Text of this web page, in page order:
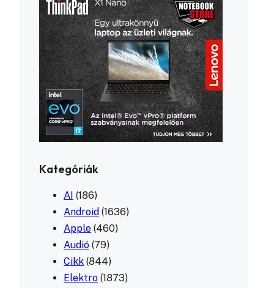
Kategóriák
AI (186)
Android (1636)
Apple (460)
Audió (79)
Cikk (844)
Elektro (1873)